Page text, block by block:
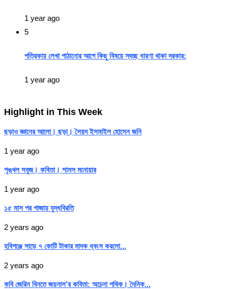
1 year ago
5
পত্রিকায় লেখা পাঠানোর আগে কিছু বিষয়ে স্বচ্ছ ধারণা থাকা দরকার:
1 year ago
Highlight in This Week
ছড়াও জ্ঞানের আলো। ছড়া। সৈয়দ ইসমাইল হোসেন জনি
1 year ago
শৃঙ্খল সবুজ। কবিতা। শামস মনোয়ার
1 year ago
১৫ মাস পর গাজায় যুদ্ধবিরতি
2 years ago
হবিগঞ্জে সাড়ে ৭ কোটি টাকার মাদক ধ্বংস করলো...
2 years ago
কবি জেরিন বিনতে জয়নাল’র কবিতা: অচেনা পথিক। দৈনিক...